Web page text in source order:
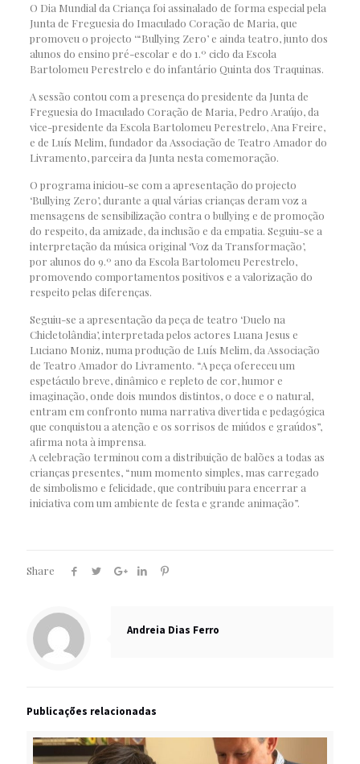
O Dia Mundial da Criança foi assinalado de forma especial pela
Junta de Freguesia do Imaculado Coração de Maria, que
promoveu o projecto ‘“Bullying Zero’ e ainda teatro, junto dos
alunos do ensino pré-escolar e do 1.º ciclo da Escola
Bartolomeu Perestrelo e do infantário Quinta dos Traquinas.
A sessão contou com a presença do presidente da Junta de
Freguesia do Imaculado Coração de Maria, Pedro Araújo, da
vice-presidente da Escola Bartolomeu Perestrelo, Ana Freire,
e de Luís Melim, fundador da Associação de Teatro Amador do
Livramento, parceira da Junta nesta comemoração.
O programa iniciou-se com a apresentação do projecto
‘Bullying Zero’, durante a qual várias crianças deram voz a
mensagens de sensibilização contra o bullying e de promoção
do respeito, da amizade, da inclusão e da empatia. Seguiu-se a
interpretação da música original ‘Voz da Transformação’,
por alunos do 9.º ano da Escola Bartolomeu Perestrelo,
promovendo comportamentos positivos e a valorização do
respeito pelas diferenças.
Seguiu-se a apresentação da peça de teatro ‘Duelo na
Chicletolândia’, interpretada pelos actores Luana Jesus e
Luciano Moniz, numa produção de Luís Melim, da Associação
de Teatro Amador do Livramento. “A peça ofereceu um
espetáculo breve, dinâmico e repleto de cor, humor e
imaginação, onde dois mundos distintos, o doce e o natural,
entram em confronto numa narrativa divertida e pedagógica
que conquistou a atenção e os sorrisos de miúdos e graúdos”,
afirma nota à imprensa.
A celebração terminou com a distribuição de balões a todas as
crianças presentes, “num momento simples, mas carregado
de simbolismo e felicidade, que contribuiu para encerrar a
iniciativa com um ambiente de festa e grande animação”.
Share
Andreia Dias Ferro
Publicações relacionadas